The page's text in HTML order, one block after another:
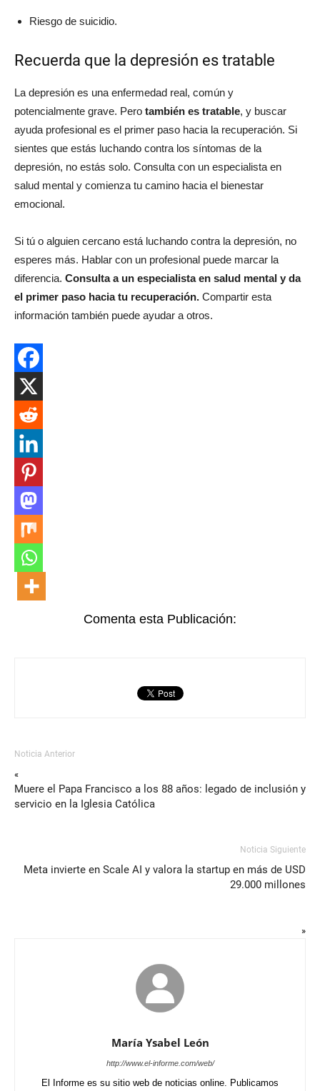
Riesgo de suicidio.
Recuerda que la depresión es tratable
La depresión es una enfermedad real, común y
potencialmente grave. Pero también es tratable, y buscar
ayuda profesional es el primer paso hacia la recuperación. Si
sientes que estás luchando contra los síntomas de la
depresión, no estás solo. Consulta con un especialista en
salud mental y comienza tu camino hacia el bienestar
emocional.
Si tú o alguien cercano está luchando contra la depresión, no
esperes más. Hablar con un profesional puede marcar la
diferencia. Consulta a un especialista en salud mental y da
el primer paso hacia tu recuperación. Compartir esta
información también puede ayudar a otros.
Comenta esta Publicación:
Noticia Anterior
«
Muere el Papa Francisco a los 88 años: legado de inclusión y
servicio en la Iglesia Católica
Noticia Siguiente
Meta invierte en Scale AI y valora la startup en más de USD
29.000 millones
»
María Ysabel León
http://www.el-informe.com/web/
El Informe es su sitio web de noticias online. Publicamos